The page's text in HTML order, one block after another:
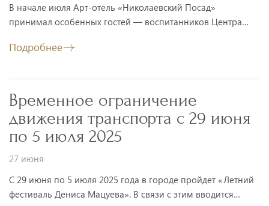
В начале июля Арт-отель «Николаевский Посад»
принимал особенных гостей — воспитанников Центра
Подробнее
Временное ограничение
движения транспорта с 29 июня
по 5 июля 2025
27 июня
C 29 июня по 5 июля 2025 года в городе пройдет «Летний
фестиваль Дениса Мацуева». В связи с этим вводится